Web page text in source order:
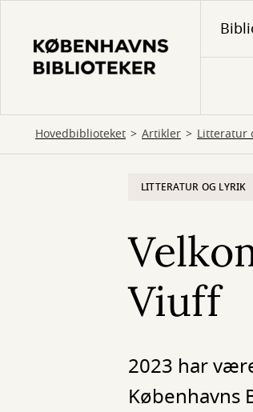
hovedindhold
Hovedbiblioteket Artikler Litteratur
LITTERATUR OG LYRIK
Viuff
2023 har
Københavns